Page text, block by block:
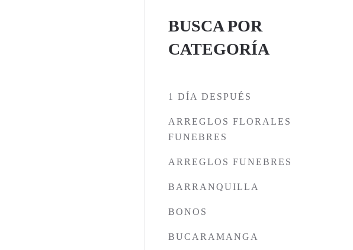
BUSCA POR
CATEGORÍA
1 DÍA DESPUÉS
ARREGLOS FLORALES
FUNEBRES
ARREGLOS FUNEBRES
BARRANQUILLA
BONOS
BUCARAMANGA